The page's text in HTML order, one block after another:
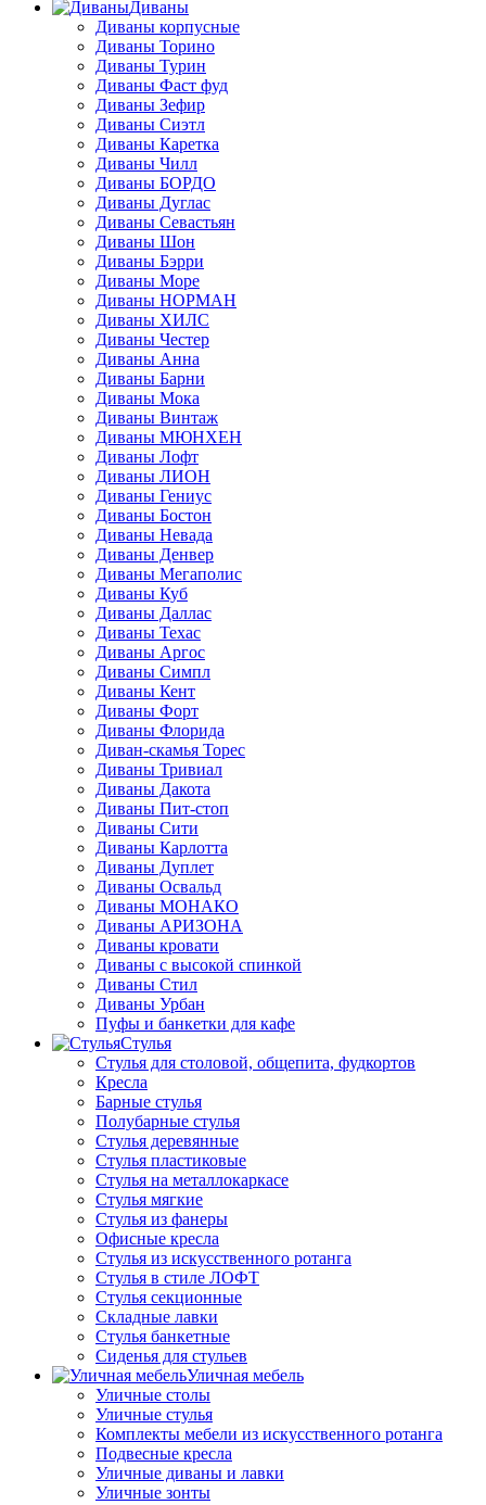
Диваны
Диваны корпусные
Диваны Торино
Диваны Турин
Диваны Фаст фуд
Диваны Зефир
Диваны Сиэтл
Диваны Каретка
Диваны Чилл
Диваны БОРДО
Диваны Дуглас
Диваны Севастьян
Диваны Шон
Диваны Бэрри
Диваны Море
Диваны НОРМАН
Диваны ХИЛС
Диваны Честер
Диваны Анна
Диваны Барни
Диваны Мока
Диваны Винтаж
Диваны МЮНХЕН
Диваны Лофт
Диваны ЛИОН
Диваны Гениус
Диваны Бостон
Диваны Невада
Диваны Денвер
Диваны Мегаполис
Диваны Куб
Диваны Даллас
Диваны Техас
Диваны Аргос
Диваны Симпл
Диваны Кент
Диваны Форт
Диваны Флорида
Диван-скамья Торес
Диваны Тривиал
Диваны Дакота
Диваны Пит-стоп
Диваны Сити
Диваны Карлотта
Диваны Дуплет
Диваны Освальд
Диваны МОНАКО
Диваны АРИЗОНА
Диваны кровати
Диваны с высокой спинкой
Диваны Стил
Диваны Урбан
Пуфы и банкетки для кафе
Стулья
Стулья для столовой, общепита, фудкортов
Кресла
Барные стулья
Полубарные стулья
Стулья деревянные
Стулья пластиковые
Стулья на металлокаркасе
Стулья мягкие
Стулья из фанеры
Офисные кресла
Стулья из искусственного ротанга
Стулья в стиле ЛОФТ
Стулья секционные
Складные лавки
Стулья банкетные
Сиденья для стульев
Уличная мебель
Уличные столы
Уличные стулья
Комплекты мебели из искусственного ротанга
Подвесные кресла
Уличные диваны и лавки
Уличные зонты